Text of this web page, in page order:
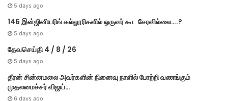
5 days ago
146 இன்ஜினியரிங் கல்லூரிகளில் ஒருவர் கூட சேரவில்லை….?
5 days ago
தேவசெய்தி 4 / 8 / 26
5 days ago
தீரன் சின்னமலை அவர்களின் நினைவு நாளில் போற்றி வணங்கும்
முதலமைச்சர் விஜய்…
6 days ago